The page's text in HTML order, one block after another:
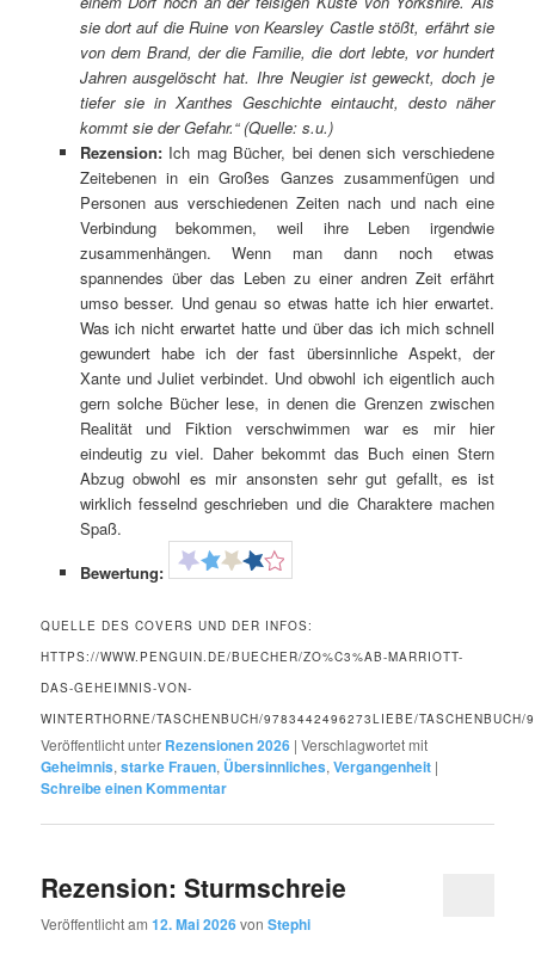
sie dort auf die Ruine von Kearsley Castle stößt, erfährt sie
von dem Brand, der die Familie, die dort lebte, vor hundert
Jahren ausgelöscht hat. Ihre Neugier ist geweckt, doch je
tiefer sie in Xanthes Geschichte eintaucht, desto näher
kommt sie der Gefahr.“ (Quelle: s.u.)
Rezension: Ich mag Bücher, bei denen sich verschiedene
Zeitebenen in ein Großes Ganzes zusammenfügen und
Personen aus verschiedenen Zeiten nach und nach eine
Verbindung bekommen, weil ihre Leben irgendwie
zusammenhängen. Wenn man dann noch etwas
spannendes über das Leben zu einer andren Zeit erfährt
umso besser. Und genau so etwas hatte ich hier erwartet.
Was ich nicht erwartet hatte und über das ich mich schnell
gewundert habe ich der fast übersinnliche Aspekt, der
Xante und Juliet verbindet. Und obwohl ich eigentlich auch
gern solche Bücher lese, in denen die Grenzen zwischen
Realität und Fiktion verschwimmen war es mir hier
eindeutig zu viel. Daher bekommt das Buch einen Stern
Abzug obwohl es mir ansonsten sehr gut gefallt, es ist
wirklich fesselnd geschrieben und die Charaktere machen
Spaß.
Bewertung:
QUELLE DES COVERS UND DER INFOS:
HTTPS://WWW.PENGUIN.DE/BUECHER/ZO%C3%AB-MARRIOTT-
DAS-GEHEIMNIS-VON-
WINTERTHORNE/TASCHENBUCH/9783442496273LIEBE/
Veröffentlicht unter Rezensionen 2026 |Verschlagwortet mit
Geheimnis,starke Frauen, Übersinnliches,Vergangenheit |
Schreibe einen Kommentar
Rezension: Sturmschreie
Veröffentlicht am12. Mai 2026vonStephi